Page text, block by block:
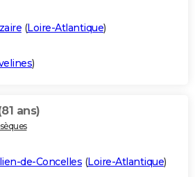
(Loire-Atlantique)
)
ans)
de-Concelles (Loire-Atlantique)